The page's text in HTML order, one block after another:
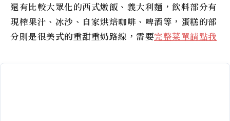
還有比較大眾化的西式燉飯、義大利麵，飲料部分有
現榨果汁、冰沙、自家烘焙咖啡、啤酒等，蛋糕的部
分則是很美式的重甜重奶路線，需要完整菜單請點我